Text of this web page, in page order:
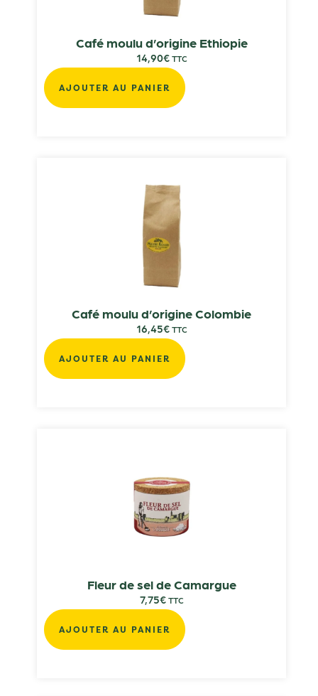
Café moulu d’origine Ethiopie
14,90€ TTC
AJOUTER AU PANIER
Café moulu d’origine Colombie
16,45€ TTC
AJOUTER AU PANIER
Fleur de sel de Camargue
7,75€ TTC
AJOUTER AU PANIER